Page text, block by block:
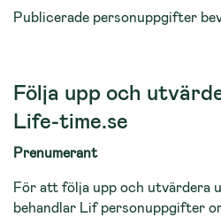
Publicerade personuppgifter
Följa upp och
Life-time.se
Prenumerant
För att följa upp och utvärdera
behandlar Lif personuppgifter